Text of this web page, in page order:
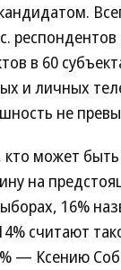
респондентов
в 60
и личных
не
кто может
на
16%
считают
— Ксению